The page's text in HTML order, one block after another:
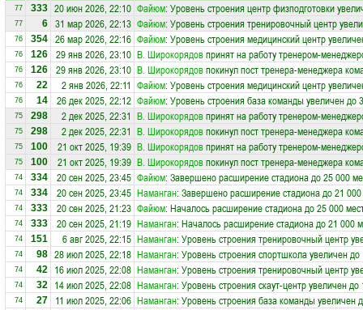
77 333 20 июн 2026, 22:10 Файюм: Уровень строения центр физподготовки
77 6 31 мар 2026, 22:13 Файюм: Уровень строения тренировочный центр
76 354 26 мар 2026, 22:16 Файюм: Уровень строения медицинский центр
76 126 29 янв 2026, 23:10 В. Широкорядовпринят на работу тренером-
76 126 29 янв 2026, 23:10 В. Широкорядовпокинул пост тренера-менеджера
76 22 2 янв 2026, 22:11 Файюм: Уровень строения медицинский центр
76 14 26 дек 2025, 22:12 Файюм: Уровень строения база команды увеличен до
75 298 2 дек 2025, 22:31 В. Широкорядовпринят на работу тренером-
75 298 2 дек 2025, 22:31 В. Широкорядовпокинул пост тренера-менеджера
75 100 21 окт 2025, 19:39 В. Широкорядовпринят на работу тренером-
75 100 21 окт 2025, 19:39 В. Широкорядовпокинул пост тренера-менеджера
74 334 20 сен 2025, 23:45 Файюм: Завершено расширение стадиона до 25 000
74 334 20 сен 2025, 23:45 Наманган: Завершено расширение стадиона до 21
74 333 20 сен 2025, 21:23 Файюм: Началось расширение стадиона до 25 000
74 333 20 сен 2025, 21:19 Наманган: Началось расширение стадиона до 21 000
74 151 6 авг 2025, 22:15 Наманган: Уровень строения тренировочный центр
74 98 28 июл 2025, 22:18 Наманган: Уровень строения спортшкола увеличен до
74 42 16 июл 2025, 22:08 Наманган: Уровень строения тренировочный центр
74 32 14 июл 2025, 22:08 Наманган: Уровень строения скаут-центр увеличен до
74 27 11 июл 2025, 22:06 Наманган: Уровень строения база команды увеличен